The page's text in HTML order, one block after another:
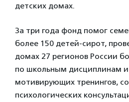
детских домах.
За три года фонд помог
более 150 детей-сирот,
домах 27 регионов России
по школьным дисциплинам и
мотивирующих тренингов,
психологических